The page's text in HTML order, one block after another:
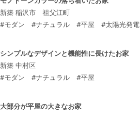
新築 稲沢市 祖父江町
#モダン #ナチュラル #平屋 #太陽光発電
シンプルなデザインと機能性に長けたお家
新築 中村区
#モダン #ナチュラル #平屋
大部分が平屋の大きなお家